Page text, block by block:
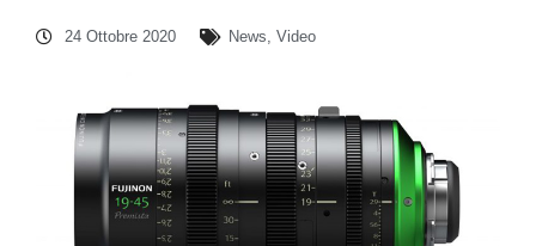
24 Ottobre 2020 News, Video